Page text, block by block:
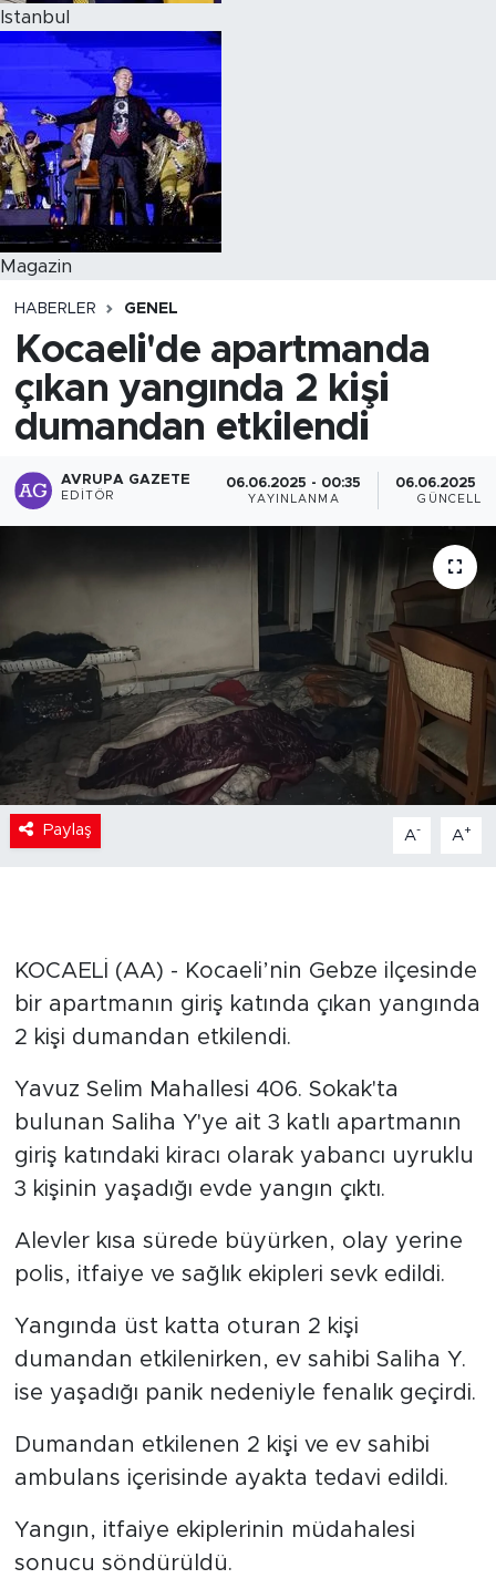
Istanbul
Magazin
HABERLER GENEL
Kocaeli'de apartmanda
çıkan yangında 2 kişi
dumandan etkilendi
AVRUPA GAZETE
EDITÖR
06.06.2025 - 00:35
YAYINLANMA
06.06.2025 -
Paylaş A- A+
KOCAELİ (AA) - Kocaeli’nin Gebze ilçesinde
bir apartmanın giriş katında çıkan yangında
2 kişi dumandan etkilendi.
Yavuz Selim Mahallesi 406. Sokak'ta
bulunan Saliha Y'ye ait 3 katlı apartmanın
giriş katındaki kiracı olarak yabancı uyruklu
3 kişinin yaşadığı evde yangın çıktı.
Alevler kısa sürede büyürken, olay yerine
polis, itfaiye ve sağlık ekipleri sevk edildi.
Yangında üst katta oturan 2 kişi
dumandan etkilenirken, ev sahibi Saliha Y.
ise yaşadığı panik nedeniyle fenalık geçirdi.
Dumandan etkilenen 2 kişi ve ev sahibi
ambulans içerisinde ayakta tedavi edildi.
Yangın, itfaiye ekiplerinin müdahalesi
sonucu söndürüldü.